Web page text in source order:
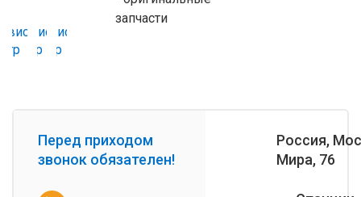
запчасти
Перед приходом
звонок обязателен!
Россия,
Мира, 76